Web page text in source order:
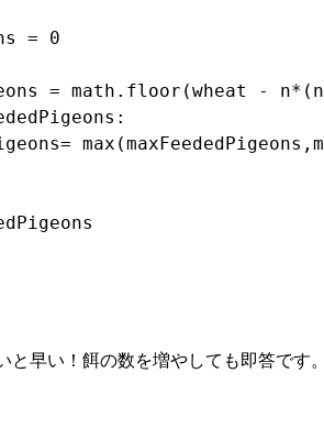
= 0
= math.floor(wheat -
早い！餌の数を増やしても即答です。